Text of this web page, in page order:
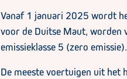
Vanaf 1 januari 2025 wordt
voor de Duitse Maut, worden
emissieklasse 5 (zero emissie).
De meeste voertuigen uit het